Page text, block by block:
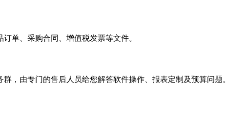
单、采购合同、增值税发票等文件。
，由专门的售后人员给您解答软件操作、报表定制及预算问题。